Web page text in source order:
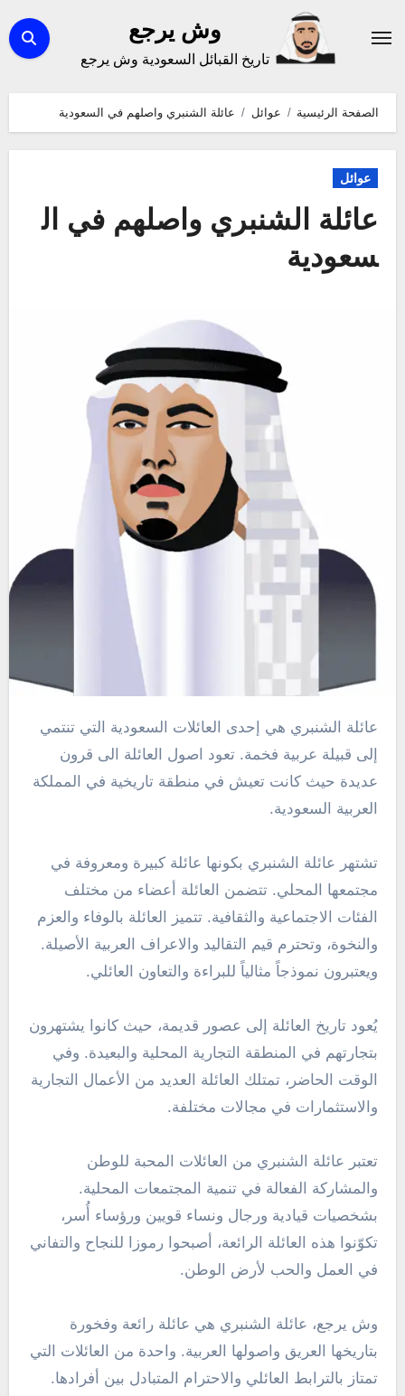
إلى
وش يرجع
تاريخ القبائل السعودية وش يرجع
الصفحة الرئيسية عوائل عائلة الشنبري واصلهم في السعودية
عوائل
عائلة الشنبري واصلهم في ال
سعودية
عائلة الشنبري هي إحدى العائلات السعودية التي تنتمي
إلى قبيلة عربية فخمة. تعود اصول العائلة الى قرون
عديدة حيث كانت تعيش في منطقة تاريخية في المملكة
العربية السعودية.
تشتهر عائلة الشنبري بكونها عائلة كبيرة ومعروفة في
مجتمعها المحلي. تتضمن العائلة أعضاء من مختلف
الفئات الاجتماعية والثقافية. تتميز العائلة بالوفاء والعزم
والنخوة، وتحترم قيم التقاليد والاعراف العربية الأصيلة.
ويعتبرون نموذجاً مثالياً للبراءة والتعاون العائلي.
يُعود تاريخ العائلة إلى عصور قديمة، حيث كانوا يشتهرون
بتجارتهم في المنطقة التجارية المحلية والبعيدة. وفي
الوقت الحاضر، تمتلك العائلة العديد من الأعمال التجارية
والاستثمارات في مجالات مختلفة.
تعتبر عائلة الشنبري من العائلات المحبة للوطن
والمشاركة الفعالة في تنمية المجتمعات المحلية.
بشخصيات قيادية ورجال ونساء قويين ورؤساء أُسر،
تكوّنوا هذه العائلة الرائعة، أصبحوا رموزا للنجاح والتفاني
في العمل والحب لأرض الوطن.
وش يرجع، عائلة الشنبري هي عائلة رائعة وفخورة
بتاريخها العريق واصولها العربية. واحدة من العائلات التي
تمتاز بالترابط العائلي والاحترام المتبادل بين أفرادها.